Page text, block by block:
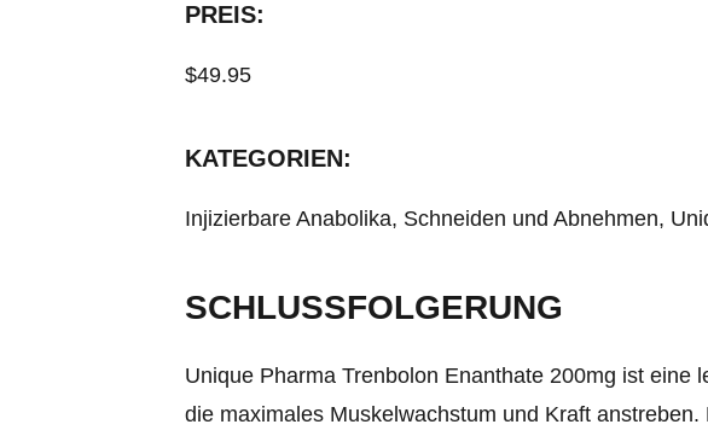
PREIS:
$49.95
KATEGORIEN:
Injizierbare Anabolika, Schneiden und Abnehmen,
SCHLUSSFOLGERUNG
Unique Pharma Trenbolon Enanthate 200mg ist eine
die maximales Muskelwachstum und Kraft